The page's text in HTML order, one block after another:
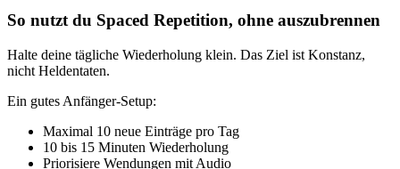
So nutzt du Spaced Repetition, ohne auszubrennen
Halte deine tägliche Wiederholung klein. Das Ziel ist Konstanz,
nicht Heldentaten.
Ein gutes Anfänger-Setup:
Maximal 10 neue Einträge pro Tag
10 bis 15 Minuten Wiederholung
Priorisiere Wendungen mit Audio